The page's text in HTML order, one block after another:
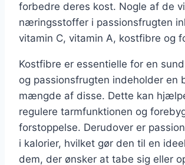
forbedre deres kost. Nogle af de
næringsstoffer i passionsfrugten
vitamin C, vitamin A, kostfibre og
Kostfibre er essentielle for en
og passionsfrugten indeholder en
mængde af disse. Dette kan
regulere tarmfunktionen og
forstoppelse. Derudover er
i kalorier, hvilket gør den til en
dem, der ønsker at tabe sig eller